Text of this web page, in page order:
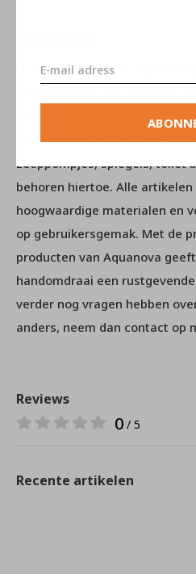
Het Belgische merk
grote assortiment omslaat
handdoeken, badmatten,
zeeppompjes, spiegels, toilet
behoren hiertoe. Alle
hoogwaardige materialen en
op gebruikersgemak. Met de
producten van Aquanova
handomdraai een
verder nog vragen hebben
anders, neem dan contact op
Reviews
0 / 5
Recente artikelen